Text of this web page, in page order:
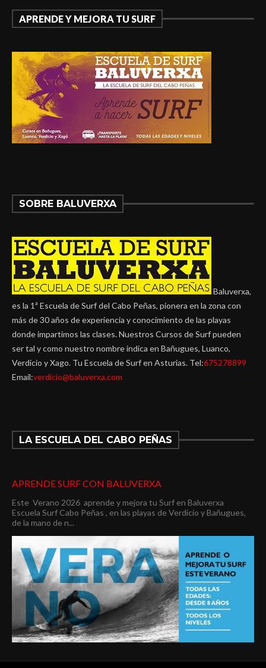
APRENDE Y MEJORA TU SURF
SOBRE BALUVERXA
Baluverxa,
es la 1ª Escuela de Surf del Cabo Peñas, pionera en la zona con
más de 30 años de experiencia y conocimiento de las playas
donde impartimos las clases. Nuestros Cursos de Surf pueden
ser tal y como nuestro nombre indica en Bañugues, Luanco,
Verdicio y Xago. Tu Escuela de Surf en Asturias. Tel:675278899
Email:verdicio@baluverxa.com
LA ESCUELA DEL CABO PEÑAS
APRENDE SURF CON BALUVERXA
Este Verano 2026 aprende y mejora tu Surf en Baluverxa
Escuela Surf Cabo Peñas , en las playas de Verdicio y Bañugues,
de la mano de n...